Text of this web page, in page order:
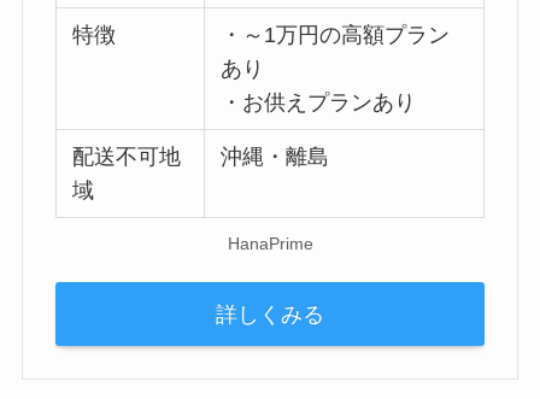
特徴
・～1万円の高額プラン
あり
・お供えプランあり
配送不可地
域
沖縄・離島
HanaPrime
詳しくみる